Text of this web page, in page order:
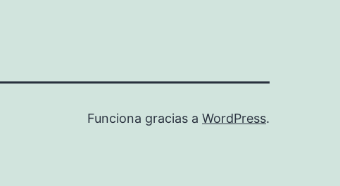
Funciona gracias a WordPress.